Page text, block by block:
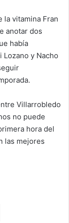
la vitamina Fran
anotar dos
había
y Nacho
Villarrobledo
no puede
hora del
las mejores